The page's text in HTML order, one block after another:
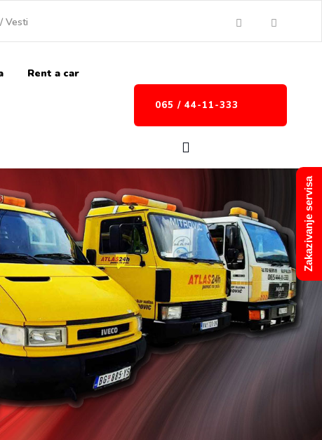
Vesti
Rent a car
065 / 44-11-333
Zakazivanje servisa